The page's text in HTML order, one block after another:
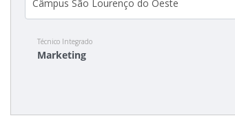
Técnico Integrado
Marketing